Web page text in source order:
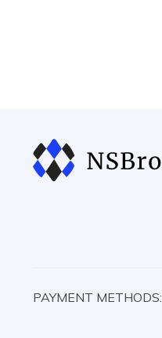
PAYMENT METHODS: